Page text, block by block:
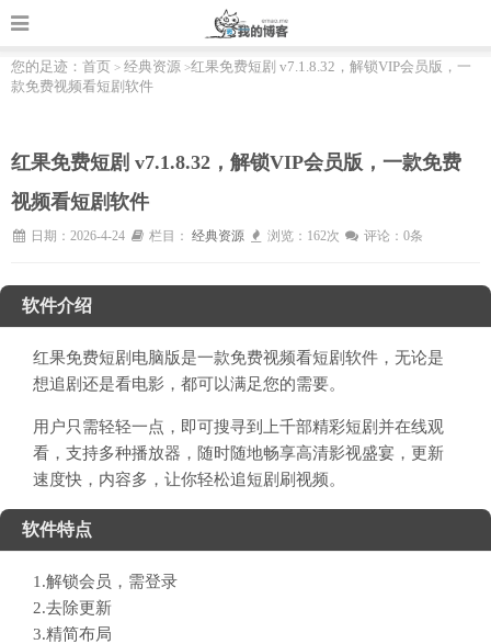
您的足迹： 首页 > 经典资源 >红果免费短剧 v7.1.8.32，解锁VIP会员版，一
款免费视频看短剧软件
红果免费短剧 v7.1.8.32，解锁VIP会员版，一款免费
视频看短剧软件
日期：2026-4-24 栏目： 经典资源 浏览：162次 评论：0条
软件介绍
红果免费短剧电脑版是一款免费视频看短剧软件，无论是
想追剧还是看电影，都可以满足您的需要。
用户只需轻轻一点，即可搜寻到上千部精彩短剧并在线观
看，支持多种播放器，随时随地畅享高清影视盛宴，更新
速度快，内容多，让你轻松追短剧刷视频。
软件特点
1.解锁会员，需登录
2.去除更新
3.精简布局